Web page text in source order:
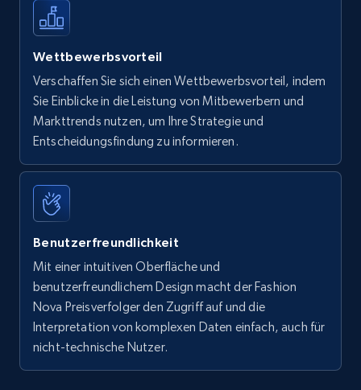
Wettbewerbsvorteil
Verschaffen Sie sich einen Wettbewerbsvorteil, indem
Sie Einblicke in die Leistung von Mitbewerbern und
Markttrends nutzen, um Ihre Strategie und
Entscheidungsfindung zu informieren.
Benutzerfreundlichkeit
Mit einer intuitiven Oberfläche und
benutzerfreundlichem Design macht der Fashion
Nova Preisverfolger den Zugriff auf und die
Interpretation von komplexen Daten einfach, auch für
nicht-technische Nutzer.